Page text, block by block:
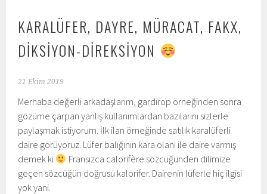
KARALÜFER, DAYRE, MÜRACAT, FAKX,
DİKSİYON-DİREKSİYON
21 Ekim 2019
Merhaba değerli arkadaşlarım, gardırop örneğinden sonra
gözüme çarpan yanlış kullanımlardan bazılarını sizlerle
paylaşmak istiyorum. İlk ilan örneğinde satılık karalüferli
daire görüyoruz. Lüfer balığının kara olanı ile daire varmış
demek ki
Fransızca calorifère sözcüğünden dilimize
geçen sözcüğün doğrusu kalorifer. Dairenin lüferle hiç ilgisi
yok yani.